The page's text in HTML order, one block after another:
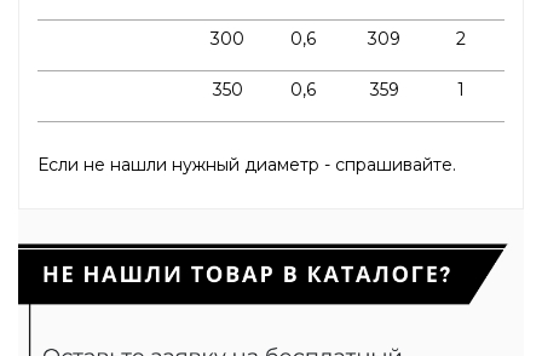
300 0,6 309 2
350 0,6 359 1
Если не нашли нужный диаметр - спрашивайте.